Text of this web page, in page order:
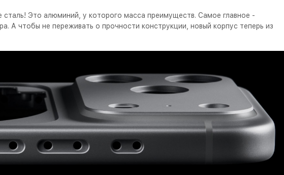
Это алюминий, у которого масса преимуществ. Самое главное -
А чтобы не переживать о прочности конструкции, новый корпус теперь из